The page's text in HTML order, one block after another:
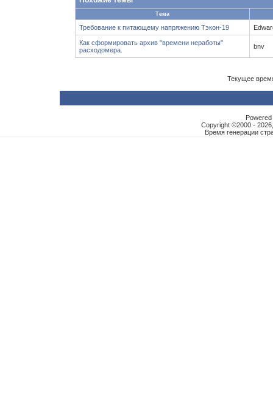
Тема
Требование к питающему напряжению Тэкон-19
Как сформировать архив "времени неработы"
расходомера.
bnv
Текущее
Copyright ©2000 -
Время генерации